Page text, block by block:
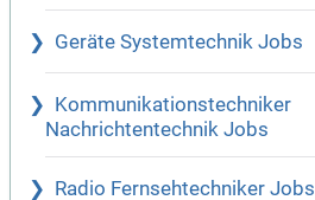
Geräte Systemtechnik Jobs
Kommunikationstechniker
Nachrichtentechnik Jobs
Radio Fernsehtechniker Jobs